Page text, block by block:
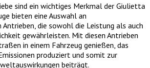
sind ein wichtiges Merkmal der Giulietta
bieten eine Auswahl an
die sowohl die Leistung als auch
gewährleisten. Mit diesen Antrieben
in einem Fahrzeug genießen, das
produziert und somit zur
beiträgt.